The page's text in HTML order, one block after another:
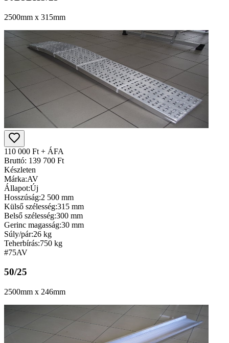
2500mm x 315mm
110 000 Ft + ÁFA
Bruttó: 139 700 Ft
Készleten
Márka:AV
Állapot:Új
Hosszúság:2 500 mm
Külső szélesség:315 mm
Belső szélesség:300 mm
Gerinc magasság:30 mm
Súly/pár:26 kg
Teherbírás:750 kg
#75AV
50/25
2500mm x 246mm